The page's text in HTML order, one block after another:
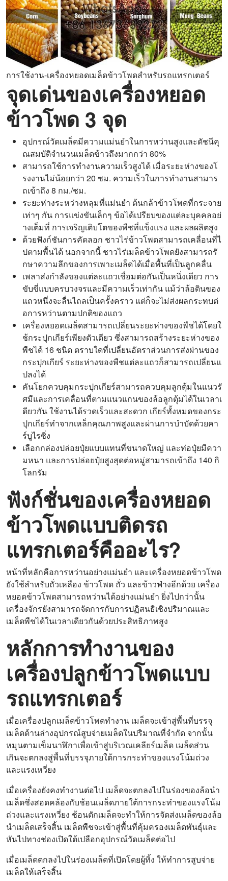
การใช้งาน-เครื่องหยอดเมล็ดข้าวโพดสำหรับรถแทรกเตอร์
จุดเด่นของเครื่องหยอด
ข้าวโพด 3 จุด
อุปกรณ์วัดเมล็ดมีความแม่นยำในการหว่านสูงและดัชนีคุ
ณสมบัติจำนวนเมล็ดข้าวถึงมากกว่า 80%
สามารถใช้การทำงานความเร็วสูงได้ เมื่อระยะห่างของโ
รงงานไม่น้อยกว่า 20 ซม. ความเร็วในการทำงานสามาร
ถเข้าถึง 8 กม./ชม.
ระยะห่างระหว่างหลุมที่แม่นยำ ต้นกล้าข้าวโพดที่กระจาย
เท่าๆ กัน การแข่งขันเล็กๆ ข้อได้เปรียบของแต่ละบุคคลอย่
างเต็มที่ การเจริญเติบโตของพืชที่แข็งแรง และผลผลิตสูง
ด้วยฟังก์ชันการคัดลอก ชาวไร่ข้าวโพดสามารถเคลื่อนที่ไ
ปตามพื้นได้ นอกจากนี้ ชาวไร่เมล็ดข้าวโพดยังสามารถรั
กษาความลึกของการเพาะเมล็ดได้เมื่อพื้นที่เป็นลูกคลื่น
เพลาส่งกำลังของแต่ละแถวเชื่อมต่อกันเป็นหนึ่งเดียว การ
ขับขี่แบบครบวงจรและมีความเร็วเท่ากัน แม้ว่าล้อดินของ
แถวหนึ่งจะลื่นไถลเป็นครั้งคราว แต่ก็จะไม่ส่งผลกระทบต่
อการหว่านตามปกติของแถว
เครื่องหยอดเมล็ดสามารถเปลี่ยนระยะห่างของพืชได้โดยใ
ช้กระปุกเกียร์เพียงตัวเดียว ซึ่งสามารถสร้างระยะห่างของ
พืชได้ 16 ชนิด ตราบใดที่เปลี่ยนอัตราส่วนการส่งผ่านของ
กระปุกเกียร์ ระยะห่างของพืชแต่ละแถวก็สามารถเปลี่ยนแ
ปลงได้
คันโยกควบคุมกระปุกเกียร์สามารถควบคุมลูกตุ้มในแนวรั
ศมีและการเคลื่อนที่ตามแนวแกนของล้อลูกตุ้มได้ในเวลาเ
ดียวกัน ใช้งานได้รวดเร็วและสะดวก เกียร์ทั้งหมดของกระ
ปุกเกียร์ทำจากเหล็กคุณภาพสูงและผ่านการบำบัดด้วยคา
ร์บูไรซิ่ง
เลือกกล่องปล่อยปุ๋ยแบบแทนที่ขนาดใหญ่ และท่อปุ๋ยมีควา
มหนา และการปล่อยปุ๋ยสูงสุดต่อหมู่สามารถเข้าถึง 140 กิ
โลกรัม
ฟังก์ชั่นของเครื่องหยอด
ข้าวโพดแบบติดรถ
แทรกเตอร์คืออะไร?
หน้าที่หลักคือการหว่านอย่างแม่นยำ และเครื่องหยอดข้าวโพด
ยังใช้สำหรับถั่วเหลือง ข้าวโพด ถั่ว และข้าวฟ่างอีกด้วย เครื่อง
หยอดข้าวโพดสามารถหว่านได้อย่างแม่นยำ ยิ่งไปกว่านั้น
เครื่องจักรยังสามารถจัดการกับการปฏิสนธิเชิงปริมาณและ
เมล็ดพืชได้ในเวลาเดียวกันด้วยประสิทธิภาพสูง
หลักการทำงานของ
เครื่องปลูกข้าวโพดแบบ
รถแทรกเตอร์
เมื่อเครื่องปลูกเมล็ดข้าวโพดทำงาน เมล็ดจะเข้าสู่พื้นที่บรรจุ
เมล็ดด้านล่างอุปกรณ์สูบจ่ายเมล็ดในปริมาณที่จำกัด จากนั้น
หมุนตามเข็มนาฬิกาเพื่อเข้าสู่บริเวณเคลียร์เมล็ด เมล็ดส่วน
เกินจะตกลงสู่พื้นที่บรรจุภายใต้การกระทำของแรงโน้มถ่วง
และแรงเหวี่ยง
เมื่อเครื่องยังคงทำงานต่อไป เมล็ดจะตกลงไปในร่องของล้อนำ
เมล็ดซึ่งสอดคล้องกับช้อนเมล็ดภายใต้การกระทำของแรงโน้ม
ถ่วงและแรงเหวี่ยง ช้อนตักเมล็ดจะทำให้การจัดส่งเมล็ดของล้อ
นำเมล็ดเสร็จสิ้น เมล็ดพืชจะเข้าสู่พื้นที่คุ้มครองเมล็ดพันธุ์และ
หันไปทางช่องเปิดใต้เปลือกอุปกรณ์วัดเมล็ดต่อไป
เมื่อเมล็ดตกลงไปในร่องเมล็ดที่เปิดโดยผู้ทิ้ง ให้ทำการสูบจ่าย
เมล็ดให้เสร็จสิ้น